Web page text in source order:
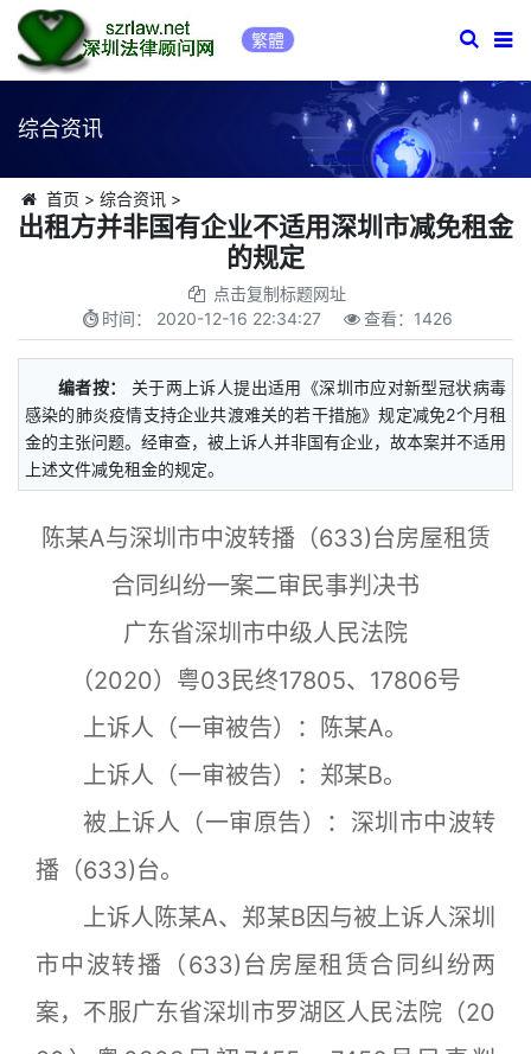
繁體
综合资讯
首页 > 综合资讯>
出租方并非国有企业不适用深圳市减免租金
的规定
点击复制标题网址
时间： 2020-12-16 22:34:27 查看： 1426
编者按：
关于两上诉人提出适用《深圳市应对新型冠状病毒
感染的肺炎疫情支持企业共渡难关的若干措施》规定减免2个月租
金的主张问题。经审查，被上诉人并非国有企业，故本案并不适用
上述文件减免租金的规定。
陈某A与深圳市中波转播（633)台房屋租赁
合同纠纷一案二审民事判决书
广东省深圳市中级人民法院
（2020）粤03民终17805、17806号
上诉人（一审被告）：陈某A。
上诉人（一审被告）：郑某B。
被上诉人（一审原告）：深圳市中波转
播（633)台。
上诉人陈某A、郑某B因与被上诉人深圳
市中波转播（633)台房屋租赁合同纠纷两
案，不服广东省深圳市罗湖区人民法院（20